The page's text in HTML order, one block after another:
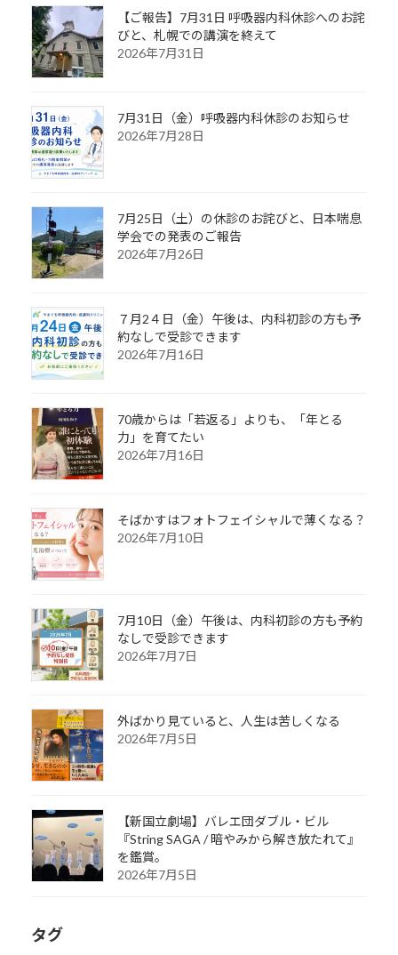
【ご報告】7月31日 呼吸器内科休診へのお詫
びと、札幌での講演を終えて
2026年7月31日
7月31日（金）呼吸器内科休診のお知らせ
2026年7月28日
7月25日（土）の休診のお詫びと、日本喘息
学会での発表のご報告
2026年7月26日
７月2４日（金）午後は、内科初診の方も予
約なしで受診できます
2026年7月16日
70歳からは「若返る」よりも、「年とる
力」を育てたい
2026年7月16日
そばかすはフォトフェイシャルで薄くなる？
2026年7月10日
7月10日（金）午後は、内科初診の方も予約
なしで受診できます
2026年7月7日
外ばかり見ていると、人生は苦しくなる
2026年7月5日
【新国立劇場】バレエ団ダブル・ビル
『String SAGA / 暗やみから解き放たれて』
を鑑賞。
2026年7月5日
タグ